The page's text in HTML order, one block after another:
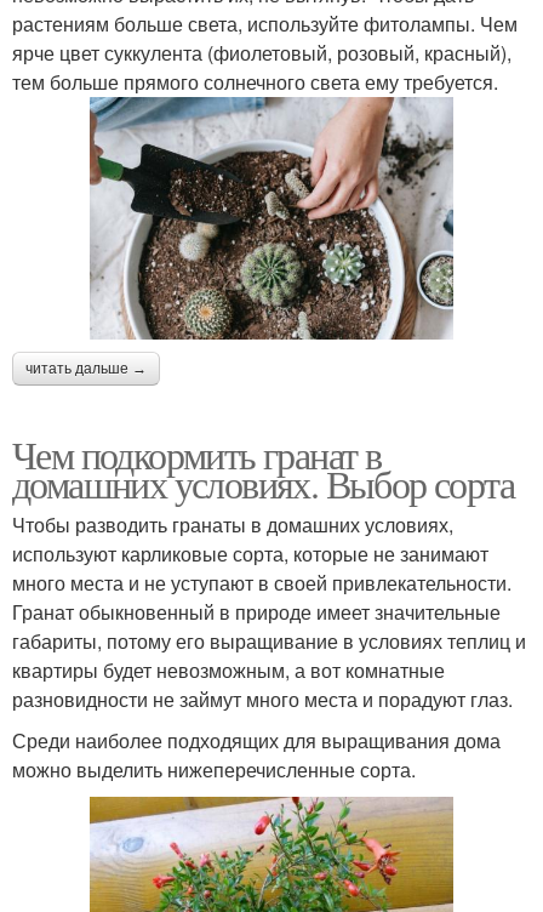
растениям больше света, используйте фитолампы. Чем
ярче цвет суккулента (фиолетовый, розовый, красный),
тем больше прямого солнечного света ему требуется.
читать дальше →
Чем подкормить гранат в
домашних условиях. Выбор сорта
Чтобы разводить гранаты в домашних условиях,
используют карликовые сорта, которые не занимают
много места и не уступают в своей привлекательности.
Гранат обыкновенный в природе имеет значительные
габариты, потому его выращивание в условиях теплиц и
квартиры будет невозможным, а вот комнатные
разновидности не займут много места и порадуют глаз.
Среди наиболее подходящих для выращивания дома
можно выделить нижеперечисленные сорта.